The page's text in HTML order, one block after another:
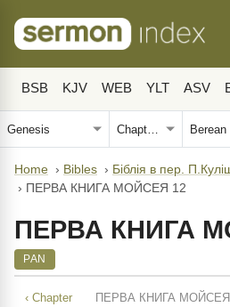
BSB KJV WEB YLT ASV
Home › Bibles › Біблія в пер.
› ПЕРВА КНИГА МОЙСЕЯ 12
ПЕРВА КНИГА
PAN
‹ Chapter
ПЕРВА КНИГА